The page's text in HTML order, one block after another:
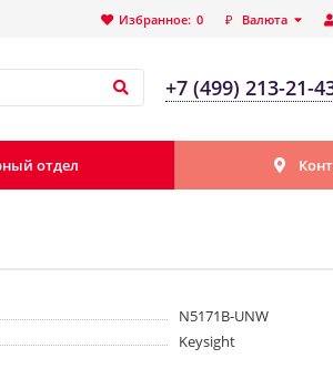
₽ Валюта
Избранное: 0
+7 (499) 213-21-
отдел
N5171B-UNW
Keysight